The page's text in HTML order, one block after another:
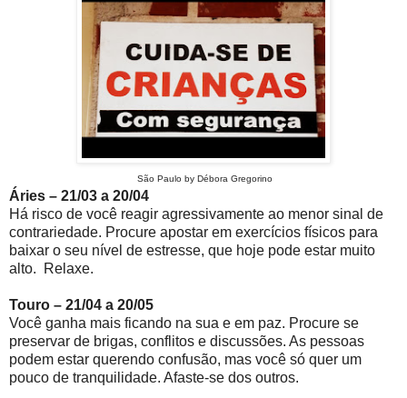
São Paulo by Débora Gregorino
Áries – 21/03 a 20/04
Há risco de você reagir agressivamente ao menor sinal de
contrariedade. Procure apostar em exercícios físicos para
baixar o seu nível de estresse, que hoje pode estar muito
alto. Relaxe.
Touro – 21/04 a 20/05
Você ganha mais ficando na sua e em paz. Procure se
preservar de brigas, conflitos e discussões. As pessoas
podem estar querendo confusão, mas você só quer um
pouco de tranquilidade. Afaste-se dos outros.